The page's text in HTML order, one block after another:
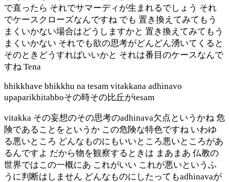
で直ったら それでサマーディが生まれるでしょう それ
でケースクローズなんですね でも 置き換えてみてもう
まくいかない場合はどうしますかと 置き換えてみてもう
まくいかない それでも欲の思考がどんどん湧いてくると
そのときどうすればいいかと それは番目のケースなんで
すね Tena
bhikkhave bhikkhu na tesam vitakkana adhinavo
upaparikhitabboその時その比丘がtesam
vitakka その妄想のその思考のadhinava欠点というかね 危
険であることをというか この危険な特色ですね いわゆ
る悪いところ どんなものにもいいところ悪いところがあ
るんですよ だから物を観察するときは まあまあ 仏教の
世界ではこの一概にあ これがいい これが悪いというふ
うに判断はしません どんなものにしたってもadhinavaが